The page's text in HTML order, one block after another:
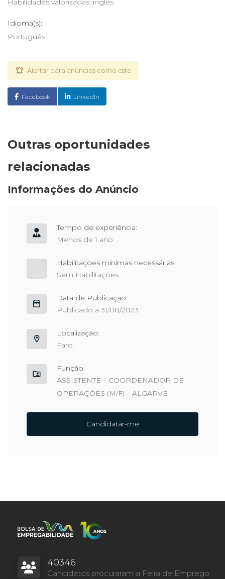
Habilidades valorizadas: inglês
Idioma(s):
Português
Alertar para anúncios como este
Facebook LinkedIn
Outras oportunidades
relacionadas
Informações do Anúncio
Tempo de experiência:
Menos de 1 ano
Habilitações mínimas necessárias:
Sem Habilitações
Data de Publicação:
Publicado a 31/08/2023
Localização:
Faro
Função:
ASSISTENTE – COORDENADOR DE
OPERAÇÕES (M/F) – ALGARVE
Candidatar-me
40346
Candidatos procuraram a Feira de Emprego